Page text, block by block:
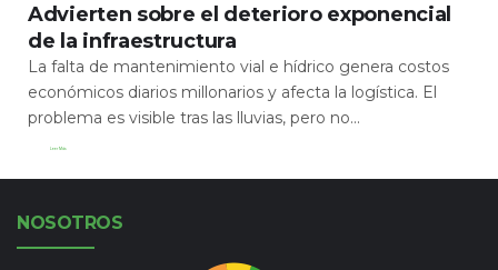
Advierten sobre el deterioro exponencial
de la infraestructura
La falta de mantenimiento vial e hídrico genera costos
económicos diarios millonarios y afecta la logística. El
problema es visible tras las lluvias, pero no...
Leer Más
NOSOTROS